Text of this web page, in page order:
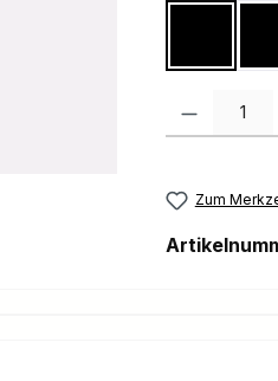
Produkt
Zum